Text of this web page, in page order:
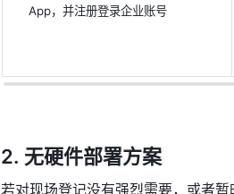
App，并注册登录企业账号
无硬件部署方案
若对现场登记没有强烈需要，或者